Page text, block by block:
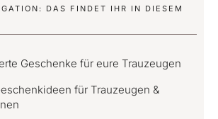
DAS FINDET IHR IN DIESEM
Geschenke für eure Trauzeugen
für Trauzeugen &